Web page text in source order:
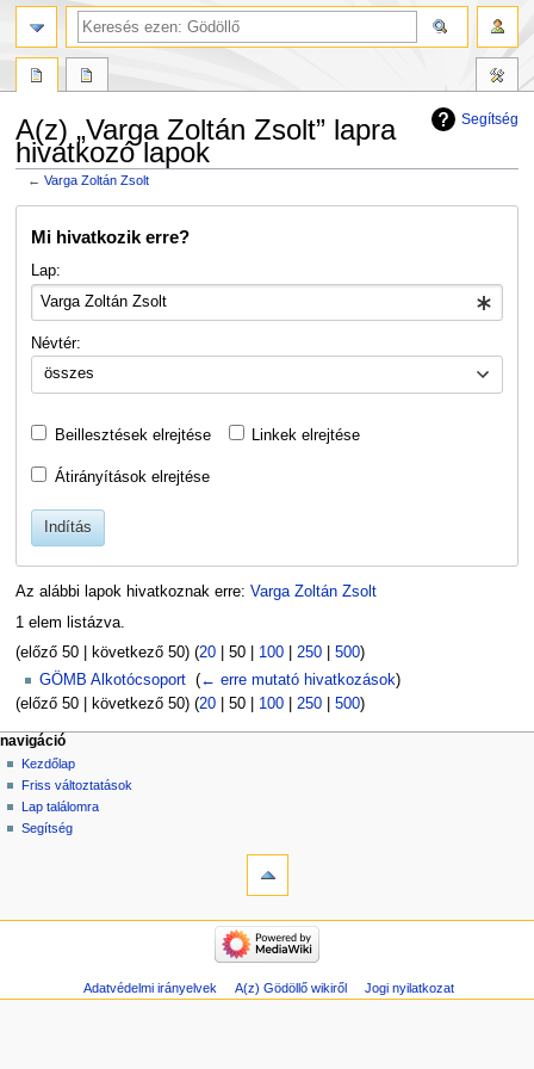
Segítség
A(z) „Varga Zoltán Zsolt” lapra
hivatkozó lapok
←Varga Zoltán Zsolt
Mi hivatkozik erre?
Lap:
Névtér:
összes
Beillesztések elrejtése Linkek elrejtése
Átirányítások elrejtése
Indítás
Az alábbi lapok hivatkoznak erre: Varga Zoltán Zsolt
1 elem listázva.
(előző 50| következő 50) (20| 50| 100| 250| 500)
GÖMB Alkotócsoport (← erre mutató hivatkozások)
(előző 50| következő 50) (20| 50| 100| 250| 500)
navigáció
Kezdőlap
Friss változtatások
Lap találomra
Segítség
Adatvédelmi irányelvek A(z) Gödöllő wikiről Jogi nyilatkozat